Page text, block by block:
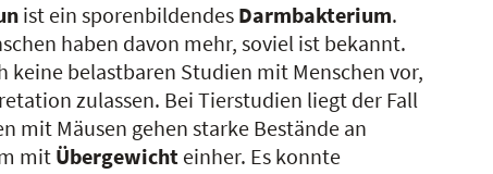
ist ein sporenbildendes Darmbakterium.
haben davon mehr, soviel ist bekannt.
keine belastbaren Studien mit Menschen vor,
zulassen. Bei Tierstudien liegt der Fall
mit Mäusen gehen starke Bestände an
mitÜbergewicht einher. Es konnte